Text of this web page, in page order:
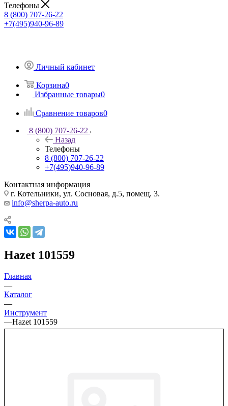
Телефоны
8 (800) 707-26-22
+7(495)940-96-89
Личный кабинет
Корзина0
Избранные товары0
Сравнение товаров0
8 (800) 707-26-22
Назад
Телефоны
8 (800) 707-26-22
+7(495)940-96-89
Контактная информация
г. Котельники, ул. Сосновая, д.5, помещ. 3.
info@sherpa-auto.ru
Hazet 101559
Главная
—
Каталог
—
Инструмент
—Hazet 101559